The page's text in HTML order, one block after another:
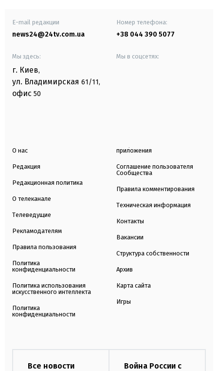
E-mail редакции
news24@24tv.com.ua
Номер телефона:
+38 044 390 5077
Мы здесь:
г. Киев,
ул. Владимирская 61/11,
офис 50
Мы в соцсетях:
О нас
Редакция
Редакционная политика
О телеканале
Телеведущие
Рекламодателям
Правила пользования
Политика
конфиденциальности
Политика использования
искусственного интеллекта
Политика
конфиденциальности
приложения
Соглашение пользователя
Сообщества
Правила комментирования
Техническая информация
Контакты
Вакансии
Структура собственности
Архив
Карта сайта
Игры
Все новости
Война России с